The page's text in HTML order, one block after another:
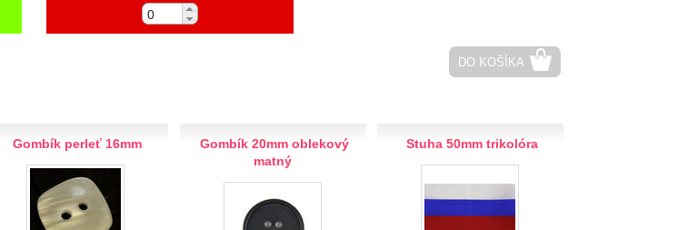
DO KOŠÍKA
Gombík perleť 16mm
Gombík 20mm oblekový
matný
Stuha 50mm trikolóra